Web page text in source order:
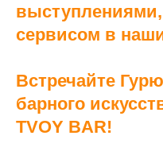
сервисом в
Встречайте
барного
TVOY BAR!